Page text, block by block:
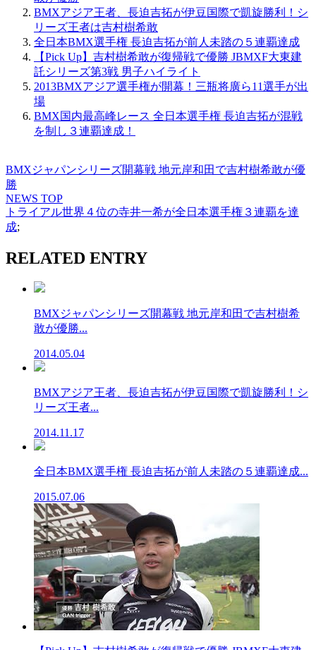
BMXアジア王者、長迫吉拓が伊豆国際で凱旋勝利！シ
リーズ王者は吉村樹希敢
全日本BMX選手権 長迫吉拓が前人未踏の５連覇達成
【Pick Up】吉村樹希敢が復帰戦で優勝 JBMXF大東建
託シリーズ第3戦 男子ハイライト
2013BMXアジア選手権が開幕！三瓶将廣ら11選手が出
場
BMX国内最高峰レース 全日本選手権 長迫吉拓が混戦
を制し３連覇達成！
BMXジャパンシリーズ開幕戦 地元岸和田で吉村樹希敢が優
勝
NEWS TOP
トライアル世界４位の寺井一希が全日本選手権３連覇を達
成;
RELATED ENTRY
BMXジャパンシリーズ開幕戦 地元岸和田で吉村樹希
敢が優勝...
2014.05.04
BMXアジア王者、長迫吉拓が伊豆国際で凱旋勝利！シ
リーズ王者...
2014.11.17
全日本BMX選手権 長迫吉拓が前人未踏の５連覇達成...
2015.07.06